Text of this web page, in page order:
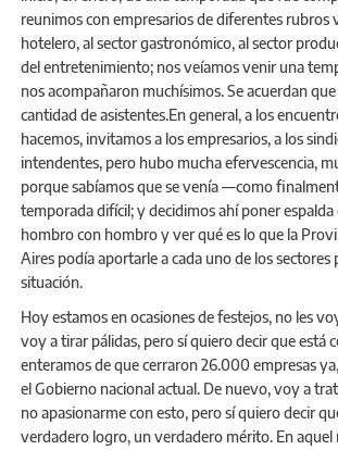
reunimos con empresarios de diferentes rubros
hotelero, al sector gastronómico, al sector
del entretenimiento; nos veíamos venir una
nos acompañaron muchísimos. Se acuerdan
cantidad de asistentes.En general, a los
hacemos, invitamos a los empresarios, a los
intendentes, pero hubo mucha efervescencia,
porque sabíamos que se venía —como
temporada difícil; y decidimos ahí poner espalda
hombro con hombro y ver qué es lo que la
Aires podía aportarle a cada uno de los sectores
situación.
Hoy estamos en ocasiones de festejos, no les
voy a tirar pálidas, pero sí quiero decir que está
enteramos de que cerraron 26.000 empresas
el Gobierno nacional actual. De nuevo, voy a
no apasionarme con esto, pero sí quiero decir
verdadero logro, un verdadero mérito. En